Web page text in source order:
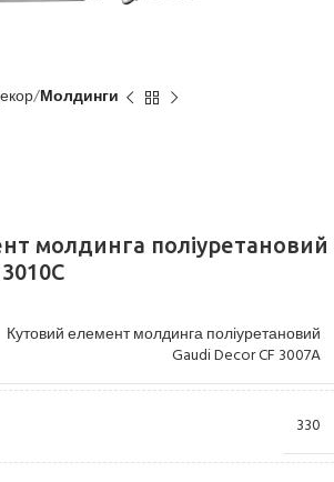
Молдинги
молдинга поліуретановий
Кутовий елемент молдинга поліуретановий
Gaudi Decor CF 3007A
330